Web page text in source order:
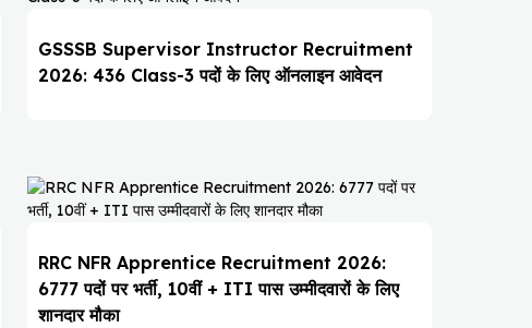
GSSSB Supervisor Instructor Recruitment
2026: 436 Class-3 पदों के लिए ऑनलाइन आवेदन
RRC NFR Apprentice Recruitment 2026:
6777 पदों पर भर्ती, 10वीं + ITI पास उम्मीदवारों के लिए
शानदार मौका